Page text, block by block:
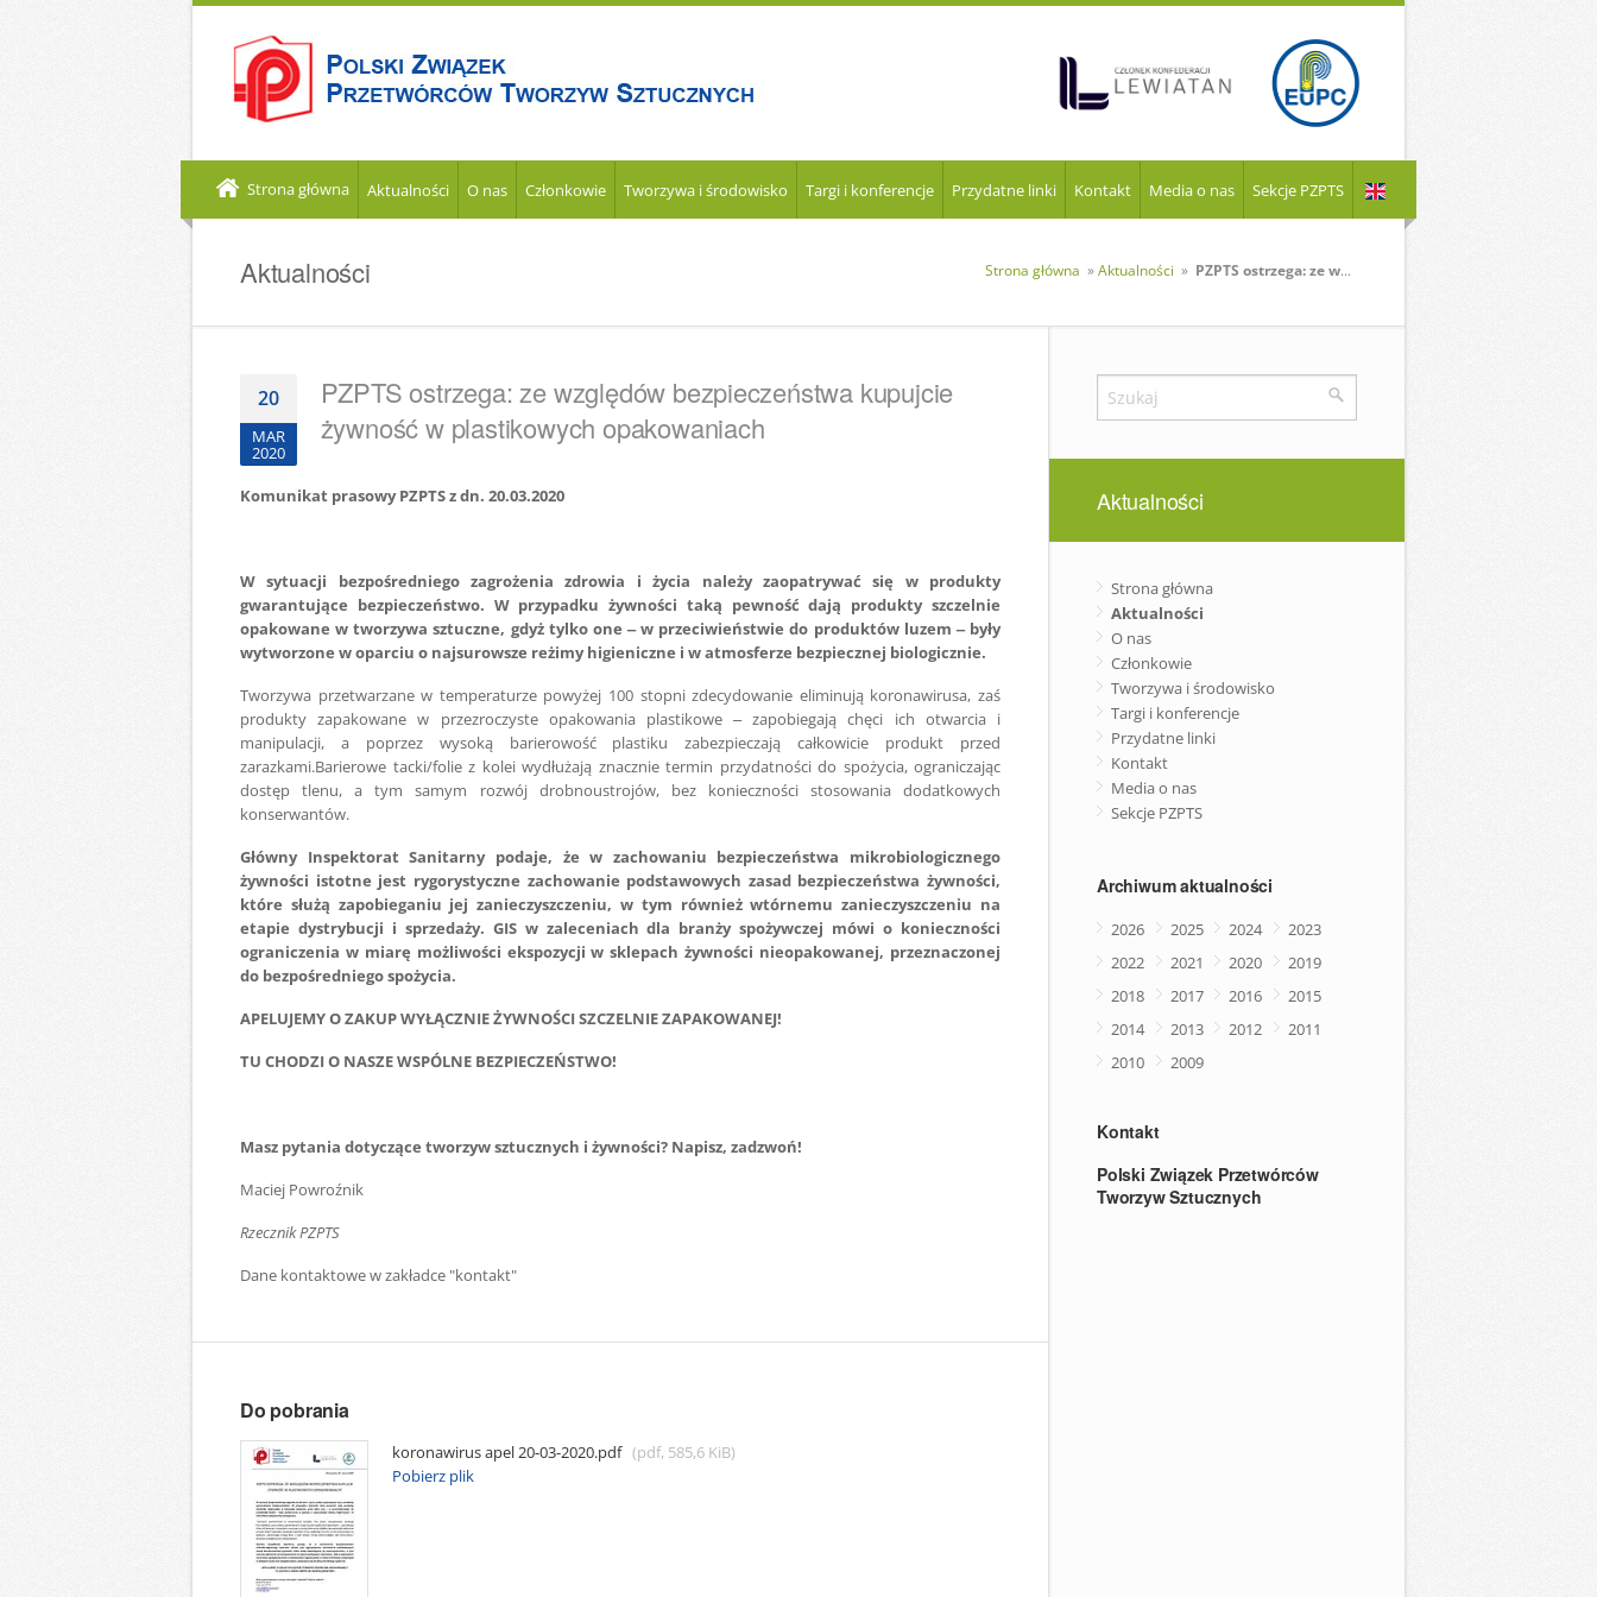
Strona główna Aktualności O nas Członkowie Tworzywa i środowisko Targi i konferencje Przydatne linki Kontakt Media o nas Sekcje PZPTS
Aktualności Strona główna »Aktualności » PZPTS ostrzega: ze względów bezpieczeństwa kupujcie żywność w plastikowych opakowaniach
20
MAR
2020
PZPTS ostrzega: ze względów bezpieczeństwa kupujcie
żywność w plastikowych opakowaniach
Komunikat prasowy PZPTS z dn. 20.03.2020
W sytuacji bezpośredniego zagrożenia zdrowia i życia należy zaopatrywać się w produkty
gwarantujące bezpieczeństwo. W przypadku żywności taką pewność dają produkty szczelnie
opakowane w tworzywa sztuczne, gdyż tylko one – w przeciwieństwie do produktów luzem – były
wytworzone w oparciu o najsurowsze reżimy higieniczne i w atmosferze bezpiecznej biologicznie.
Tworzywa przetwarzane w temperaturze powyżej 100 stopni zdecydowanie eliminują koronawirusa, zaś
produkty zapakowane w przezroczyste opakowania plastikowe – zapobiegają chęci ich otwarcia i
manipulacji, a poprzez wysoką barierowość plastiku zabezpieczają całkowicie produkt przed
zarazkami.Barierowe tacki/folie z kolei wydłużają znacznie termin przydatności do spożycia, ograniczając
dostęp tlenu, a tym samym rozwój drobnoustrojów, bez konieczności stosowania dodatkowych
konserwantów.
Główny Inspektorat Sanitarny podaje, że w zachowaniu bezpieczeństwa mikrobiologicznego
żywności istotne jest rygorystyczne zachowanie podstawowych zasad bezpieczeństwa żywności,
które służą zapobieganiu jej zanieczyszczeniu, w tym również wtórnemu zanieczyszczeniu na
etapie dystrybucji i sprzedaży. GIS w zaleceniach dla branży spożywczej mówi o konieczności
ograniczenia w miarę możliwości ekspozycji w sklepach żywności nieopakowanej, przeznaczonej
do bezpośredniego spożycia.
APELUJEMY O ZAKUP WYŁĄCZNIE ŻYWNOŚCI SZCZELNIE ZAPAKOWANEJ!
TU CHODZI O NASZE WSPÓLNE BEZPIECZEŃSTWO!
Masz pytania dotyczące tworzyw sztucznych i żywności? Napisz, zadzwoń!
Maciej Powroźnik
Rzecznik PZPTS
Dane kontaktowe w zakładce "kontakt"
Do pobrania
koronawirus apel 20-03-2020.pdf (pdf, 585,6 KiB)
Pobierz plik
Aktualności
Strona główna
Aktualności
O nas
Członkowie
Tworzywa i środowisko
Targi i konferencje
Przydatne linki
Kontakt
Media o nas
Sekcje PZPTS
Archiwum aktualności
2026 2025 2024
2023
2022
2021 2020
2019
2018
2017 2016
2015
2014
2013 2012
2011
2010
2009
Kontakt
Polski Związek Przetwórców
Tworzyw Sztucznych